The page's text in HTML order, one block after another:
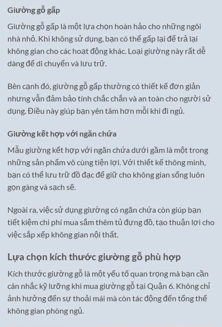
Giường gỗ gấp
Giường gỗ gấp là một lựa chọn hoàn hảo cho những ngôi
nhà nhỏ. Khi không sử dụng, bạn có thể gấp lại để trả lại
không gian cho các hoạt động khác. Loại giường này rất dễ
dàng để di chuyển và lưu trữ.
Bên cạnh đó, giường gỗ gấp thường có thiết kế đơn giản
nhưng vẫn đảm bảo tính chắc chắn và an toàn cho người sử
dụng. Điều này giúp bạn yên tâm hơn mỗi khi đi ngủ.
Giường kết hợp với ngăn chứa
Mẫu giường kết hợp với ngăn chứa dưới gầm là một trong
những sản phẩm vô cùng tiện lợi. Với thiết kế thông minh,
bạn có thể lưu trữ đồ đạc để giữ cho không gian sống luôn
gọn gàng và sạch sẽ.
Ngoài ra, việc sử dụng giường có ngăn chứa còn giúp bạn
tiết kiệm chi phí mua sắm thêm tủ đựng đồ, tạo thuận lợi cho
việc sắp xếp không gian nội thất.
Lựa chọn kích thước giường gỗ phù hợp
Kích thước giường gỗ là một yếu tố quan trọng mà bạn cần
cân nhắc kỹ lưỡng khi mua giường gỗ tại Quận 6. Không chỉ
ảnh hưởng đến sự thoải mái mà còn tác động đến tổng thể
không gian phòng ngủ.